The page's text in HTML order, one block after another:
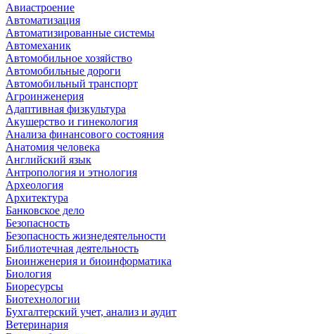
Авиастроение
Автоматизация
Автоматизированные системы
Автомеханик
Автомобильное хозяйство
Автомобильные дороги
Автомобильный транспорт
Агроинженерия
Адаптивная физкультура
Акушерство и гинекология
Анализа финансового состояния
Анатомия человека
Английский язык
Антропология и этнология
Археология
Архитектура
Банковское дело
Безопасность
Безопасность жизнедеятельности
Библиотечная деятельность
Биоинженерия и биоинформатика
Биология
Биоресурсы
Биотехнологии
Бухгалтерский учет, анализ и аудит
Ветеринария